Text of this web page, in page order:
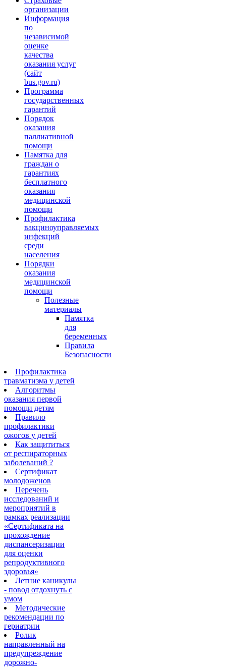
организации
Информация
по
независимой
оценке
качества
оказания услуг
(сайт
bus.gov.ru)
Программа
государственных
гарантий
Порядок
оказания
паллиативной
помощи
Памятка для
граждан о
гарантиях
бесплатного
оказания
медицинской
помощи
Профилактика
вакциноуправляемых
инфекций
среди
населения
Порядки
оказания
медицинской
помощи
Полезные
материалы
Памятка
для
беременных
Правила
Безопасности
Профилактика
травматизма у детей
Алгоритмы
оказания первой
помощи детям
Правило
профилактики
ожогов у детей
Как защититься
от респираторных
заболеваний ?
Сертификат
молодоженов
Перечень
исследований и
мероприятий в
рамках реализации
«Сертификата на
прохождение
диспансеризации
для оценки
репродуктивного
здоровья»
Летние каникулы
- повод отдохнуть с
умом
Методические
рекомендации по
гериатрии
Ролик
направленный на
предупреждение
дорожно-